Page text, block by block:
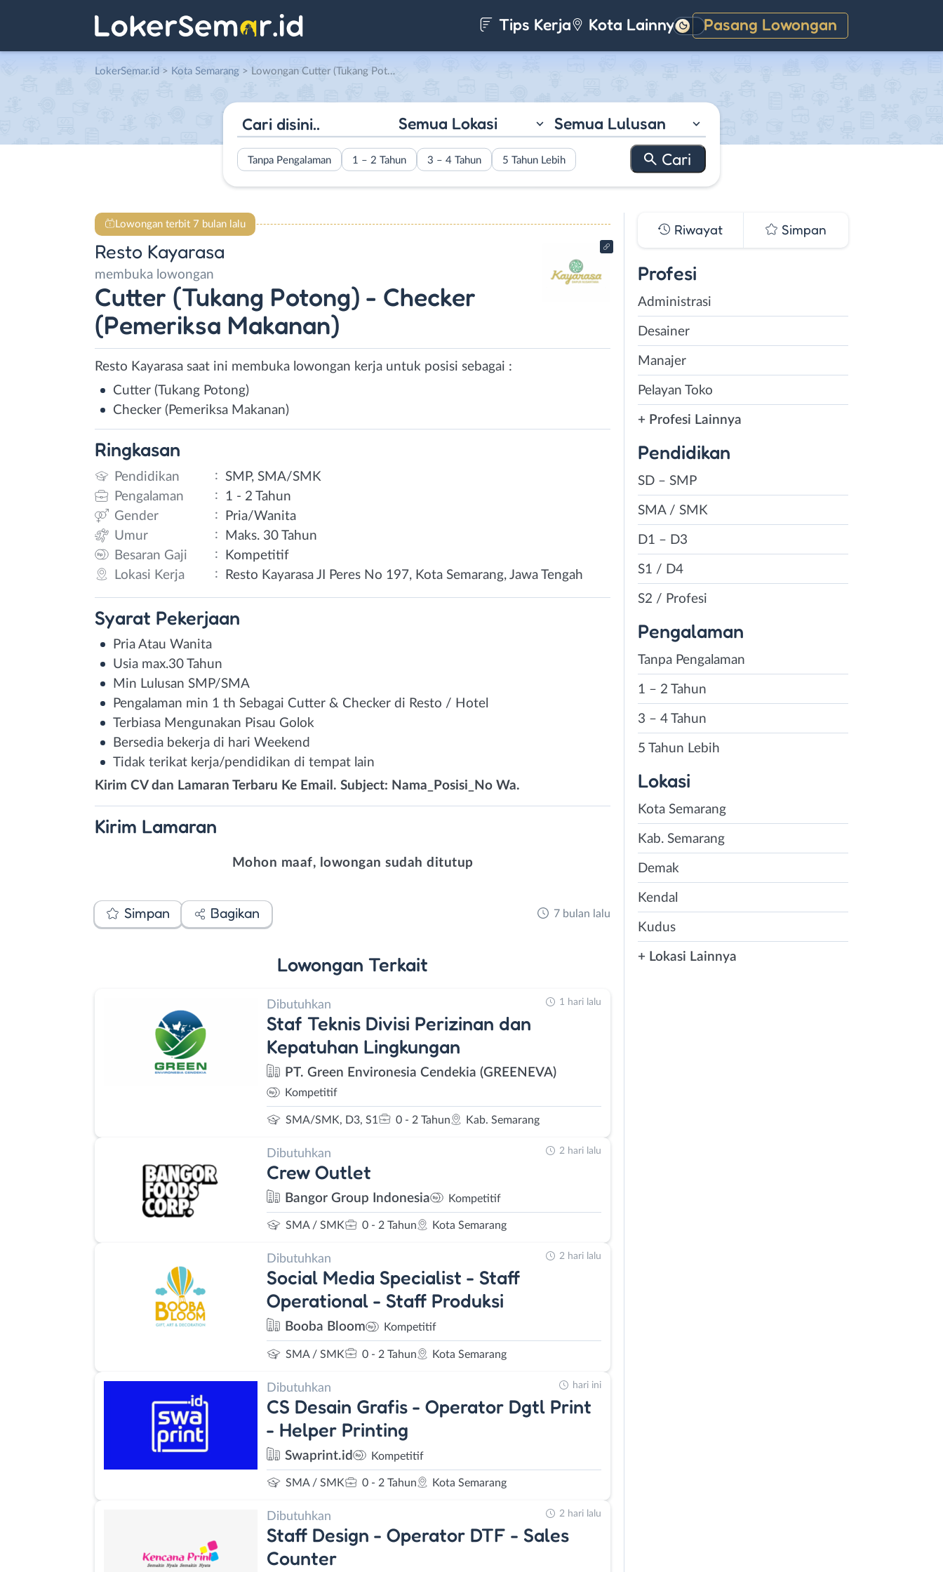
Tips Kerja Kota Lainnya Pasang Lowongan
Gelap
LokerSemar.id > Kota Semarang > Lowongan Cutter (Tukang Potong) – Checker (Pemeriksa Makanan) di Kayarasa
Semua Lokasi Semua Lulusan
Tanpa Pengalaman 1 – 2 Tahun 3 – 4 Tahun 5 Tahun Lebih
Lowongan terbit 7 bulan lalu
Resto Kayarasa
membuka lowongan
Cutter (Tukang Potong) - Checker
(Pemeriksa Makanan)
Resto Kayarasa saat ini membuka lowongan kerja untuk posisi sebagai :
Cutter (Tukang Potong)
Checker (Pemeriksa Makanan)
Ringkasan
Pendidikan : SMP, SMA/SMK
Pengalaman
:
1 - 2 Tahun
Gender
:
Pria/Wanita
Umur
:
Maks. 30 Tahun
Besaran Gaji
:
Kompetitif
Lokasi Kerja
: Resto Kayarasa JI Peres No 197, Kota Semarang, Jawa Tengah
Syarat Pekerjaan
Pria Atau Wanita
Usia max.30 Tahun
Min Lulusan SMP/SMA
Pengalaman min 1 th Sebagai Cutter & Checker di Resto / Hotel
Terbiasa Mengunakan Pisau Golok
Bersedia bekerja di hari Weekend
Tidak terikat kerja/pendidikan di tempat lain
Kirim CV dan Lamaran Terbaru Ke Email. Subject: Nama_Posisi_No Wa.
Kirim Lamaran
Mohon maaf, lowongan sudah ditutup
Simpan Bagikan 7 bulan lalu
Lowongan Terkait
Dibutuhkan
Staf Teknis Divisi Perizinan dan
Kepatuhan Lingkungan
PT. Green Environesia Cendekia (GREENEVA)
Kompetitif
SMA/SMK, D3, S1 0 - 2 Tahun Kab. Semarang
1 hari lalu
Dibutuhkan
Crew Outlet
Bangor Group Indonesia Kompetitif
SMA / SMK 0 - 2 Tahun Kota Semarang
2 hari lalu
Dibutuhkan
Social Media Specialist - Staff
Operational - Staff Produksi
Booba Bloom Kompetitif
SMA / SMK 0 - 2 Tahun Kota Semarang
2 hari lalu
Dibutuhkan
CS Desain Grafis - Operator Dgtl Print
- Helper Printing
Swaprint.id Kompetitif
SMA / SMK 0 - 2 Tahun Kota Semarang
hari ini
Dibutuhkan
Staff Design - Operator DTF - Sales
Counter
2 hari lalu
Riwayat Simpan
Profesi
Administrasi
Desainer
Manajer
Pelayan Toko
+ Profesi Lainnya
Pendidikan
SD – SMP
SMA / SMK
D1 – D3
S1 / D4
S2 / Profesi
Pengalaman
Tanpa Pengalaman
1 – 2 Tahun
3 – 4 Tahun
5 Tahun Lebih
Lokasi
Kota Semarang
Kab. Semarang
Demak
Kendal
Kudus
+ Lokasi Lainnya